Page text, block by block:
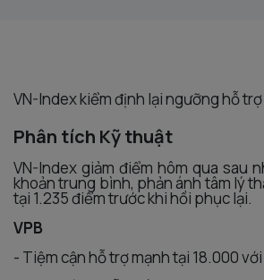
VN-Index kiểm định lại ngưỡng hỗ trợ
Phân tích Kỹ thuật
VN-Index giảm điểm hôm qua sau
khoản trung bình, phản ánh tâm lý
tại 1.235 điểm trước khi hồi phục lại.
VPB
- Tiệm cận hỗ trợ mạnh tại 18.000